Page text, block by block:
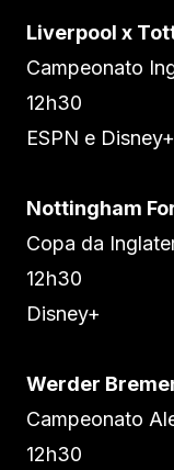
Liverpool x
Campeonato
12h30
ESPN e Disney+
Nottingham
Copa da
12h30
Disney+
Werder
Campeonato
12h30